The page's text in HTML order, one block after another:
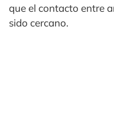
que el contacto entre
sido cercano.